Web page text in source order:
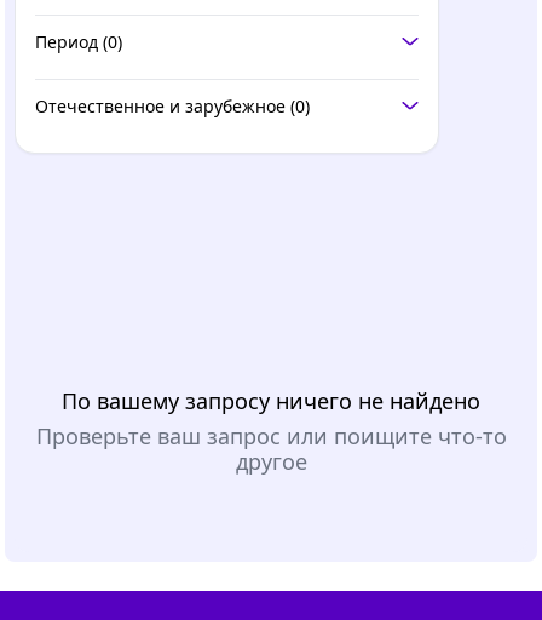
Период (0)
Отечественное и зарубежное (0)
По вашему запросу ничего не найдено
Проверьте ваш запрос или поищите что-то
другое